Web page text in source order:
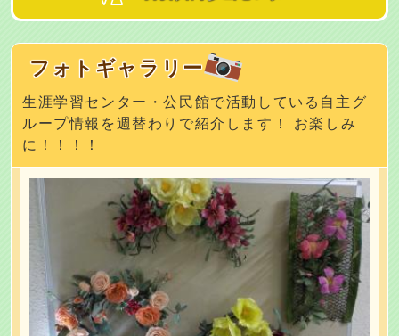
フォトギャラリー
生涯学習センター・公民館で活動している自主グ
ループ情報を週替わりで紹介します！ お楽しみ
に！！！！